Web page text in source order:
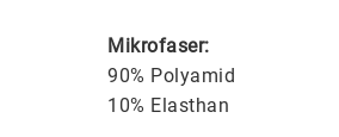
Mikrofaser:
90% Polyamid
10% Elasthan